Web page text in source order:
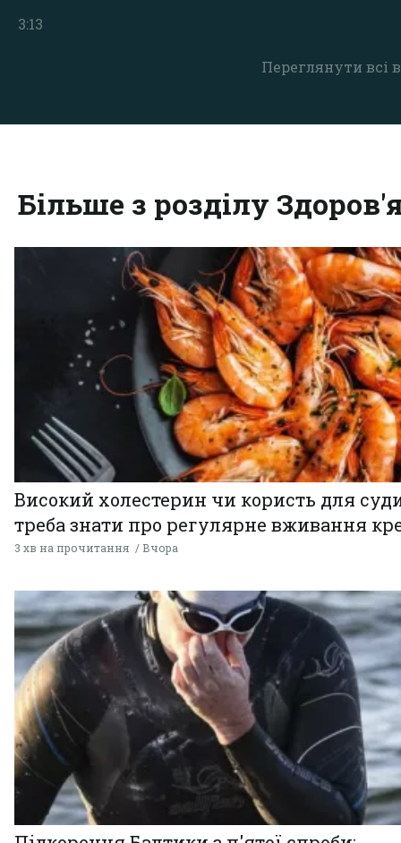
Переглянути всі
3:13
Більше з розділу
Високий холестерин чи користь для
треба знати про регулярне вживання
3 хв на прочитання Вчора